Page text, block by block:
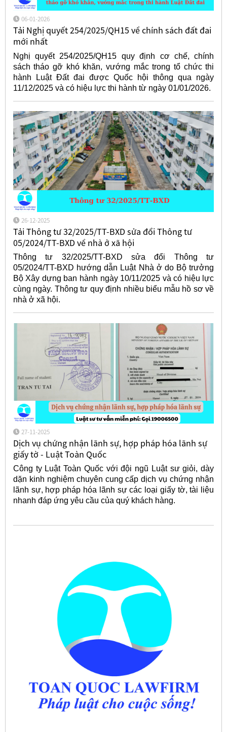
06-01-2026
Tải Nghị quyết 254/2025/QH15 về chính sách đất đai
mới nhất
Nghị quyết 254/2025/QH15 quy định cơ chế, chính
sách tháo gỡ khó khăn, vướng mắc trong tổ chức thi
hành Luật Đất đai được Quốc hội thông qua ngày
11/12/2025 và có hiệu lực thi hành từ ngày 01/01/2026.
26-12-2025
Tải Thông tư 32/2025/TT-BXD sửa đổi Thông tư
05/2024/TT-BXD về nhà ở xã hội
Thông tư 32/2025/TT-BXD sửa đổi Thông tư
05/2024/TT-BXD hướng dẫn Luật Nhà ở do Bộ trưởng
Bộ Xây dựng ban hành ngày 10/11/2025 và có hiệu lực
cùng ngày. Thông tư quy định nhiều biểu mẫu hồ sơ về
nhà ở xã hội.
27-11-2025
Dịch vụ chứng nhận lãnh sự, hợp pháp hóa lãnh sự
giấy tờ - Luật Toàn Quốc
Công ty Luật Toàn Quốc với đội ngũ Luật sư giỏi, dày
dặn kinh nghiệm chuyên cung cấp dịch vụ chứng nhận
lãnh sự, hợp pháp hóa lãnh sự các loại giấy tờ, tài liệu
nhanh đáp ứng yêu cầu của quý khách hàng.